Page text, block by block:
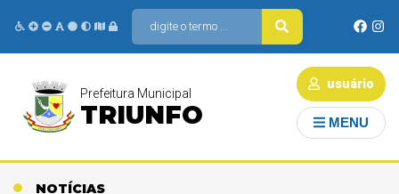
usuário
Prefeitura Municipal
TRIUNFO MENU
NOTÍCIAS